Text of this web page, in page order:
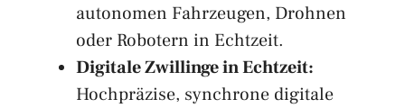
autonomen Fahrzeugen, Drohnen
oder Robotern in Echtzeit.
Digitale Zwillinge in Echtzeit:
Hochpräzise, synchrone digitale